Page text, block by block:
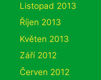
Listopad 2013
Říjen 2013
Květen 2013
Září 2012
Červen 2012